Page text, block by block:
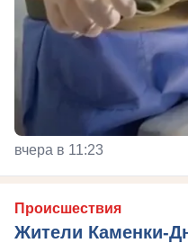
вчера в 11:23
Происшествия
Жители Каменки-